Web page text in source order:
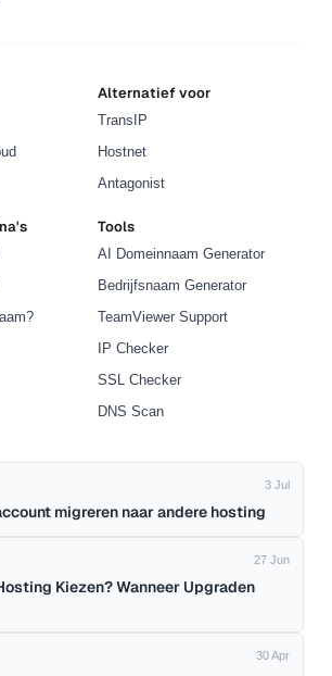
Alternatief voor
TransIP
Hostnet
Antagonist
Tools
AI Domeinnaam Generator
Bedrijfsnaam Generator
TeamViewer Support
IP Checker
SSL Checker
DNS Scan
3 Jul
migreren naar andere hosting
27 Jun
Kiezen? Wanneer Upgraden
30 Apr